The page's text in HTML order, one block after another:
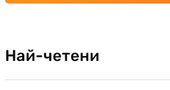
Най-четени